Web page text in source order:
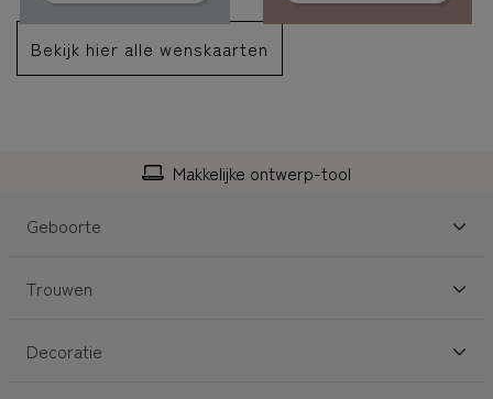
Bekijk hier alle wenskaarten
Makkelijke ontwerp-tool
Geboorte
Trouwen
Decoratie